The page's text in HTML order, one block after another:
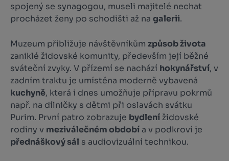
spojený se synagogou, museli majitelé nechat
procházet ženy po schodišti až na galerii.
Muzeum přibližuje návštěvníkům způsob života
zaniklé židovské komunity, především její běžné
sváteční zvyky. V přízemí se nachází hokynářství, v
zadním traktu je umístěna moderně vybavená
kuchyně, která i dnes umožňuje přípravu pokrmů
např. na dílničky s dětmi při oslavách svátku
Purim. První patro zobrazuje bydlení židovské
rodiny v meziválečném období a v podkroví je
přednáškový sál s audiovizuální technikou.